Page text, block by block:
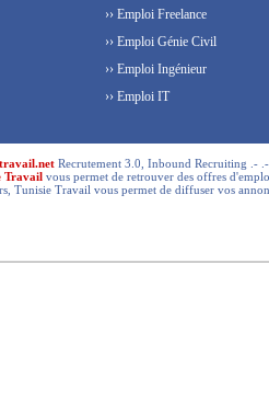
›› Emploi Freelance
›› Emploi Génie Civil
›› Emploi Ingénieur
›› Emploi IT
Recrutement 3.0, Inbound Recruiting .-
Travail vous permet de retrouver des offres
Tunisie Travail vous permet de diffuser vos